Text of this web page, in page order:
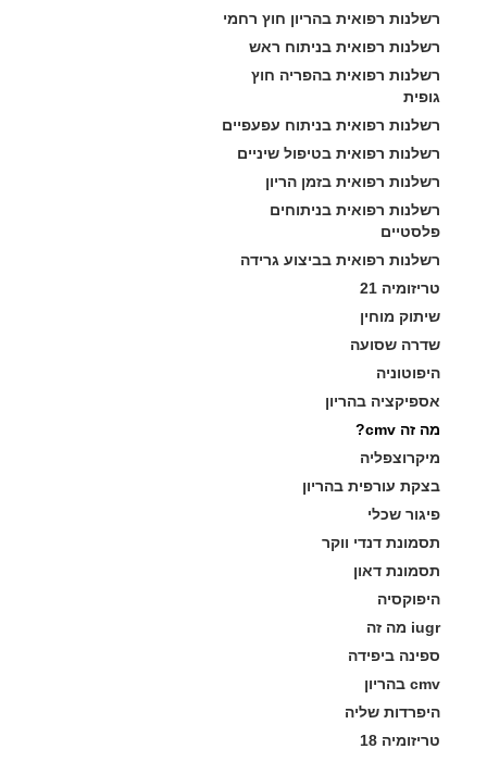
רשלנות רפואית בהריון חוץ רחמי
רשלנות רפואית בניתוח ראש
רשלנות רפואית בהפריה חוץ
גופית
רשלנות רפואית בניתוח עפעפיים
רשלנות רפואית בטיפול שיניים
רשלנות רפואית בזמן הריון
רשלנות רפואית בניתוחים
פלסטיים
רשלנות רפואית בביצוע גרידה
טריזומיה 21
שיתוק מוחין
שדרה שסועה
היפוטוניה
אספיקציה בהריון
מה זה cmv?
מיקרוצפליה
בצקת עורפית בהריון
פיגור שכלי
תסמונת דנדי ווקר
תסמונת דאון
היפוקסיה
iugr מה זה
ספינה ביפידה
cmv בהריון
היפרדות שליה
טריזומיה 18